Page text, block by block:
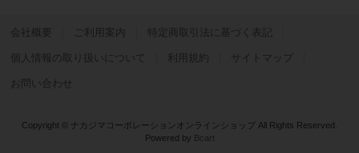
会社概要 ご利用案内 特定商取引法に基づく表記
個人情報の取り扱いについて 利用規約 サイトマップ
お問い合わせ
Copyright © ナカジマコーポレーションオンラインショップ All Rights Reserved.
Powered by Bcart